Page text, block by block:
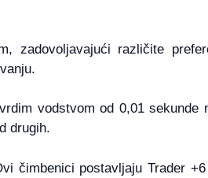
zadovoljavajući različite
vodstvom od 0,01 sekunde
drugih.
čimbenici postavljaju Trader